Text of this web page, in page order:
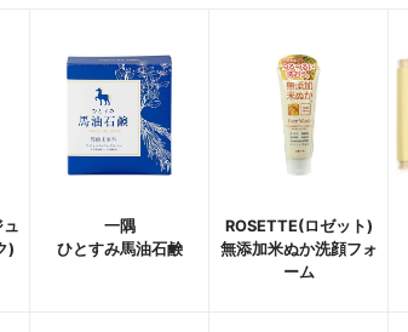
)
一隅
ひとすみ馬油石鹸
ROSETTE(ロゼット)
無添加米ぬか洗顔フォ
ーム